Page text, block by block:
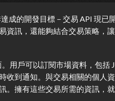
成的開發目標－交易 API 現已
資訊，還能夠結合交易策略，
。用戶可以訂閱市場資料，包括
收到通知。與交易相關的個人
。擁有這些交易所需的資訊，